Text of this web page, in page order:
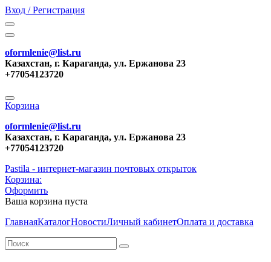
Вход / Регистрация
oformlenie@list.ru
Казахстан, г. Караганда, ул. Ержанова 23
+77054123720
Корзина
oformlenie@list.ru
Казахстан, г. Караганда, ул. Ержанова 23
+77054123720
Pastila - интернет-магазин почтовых открыток
Корзина:
Оформить
Ваша корзина пуста
ГлавнаяКаталогНовостиЛичный кабинетОплата и доставка